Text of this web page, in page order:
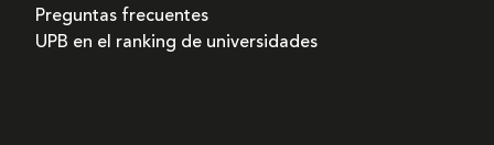
Preguntas frecuentes
UPB en el ranking de universidades